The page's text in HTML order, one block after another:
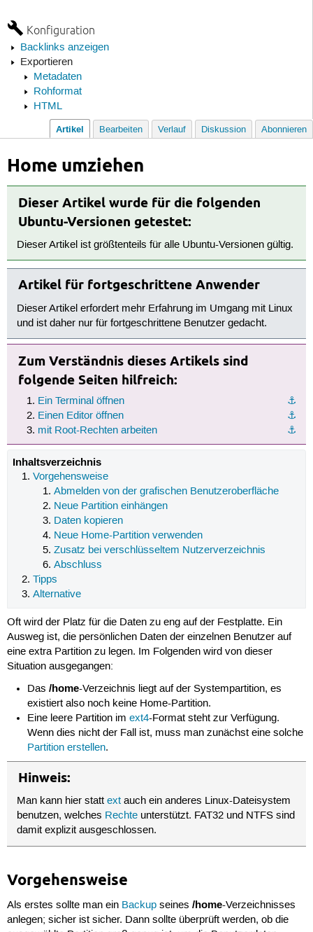
Konfiguration
Backlinks anzeigen
Exportieren
Metadaten
Rohformat
HTML
Artikel Bearbeiten Verlauf Diskussion Abonnieren
Home umziehen
Dieser Artikel wurde für die folgenden
Ubuntu-Versionen getestet:
Dieser Artikel ist größtenteils für alle Ubuntu-Versionen gültig.
Artikel für fortgeschrittene Anwender
Dieser Artikel erfordert mehr Erfahrung im Umgang mit Linux
und ist daher nur für fortgeschrittene Benutzer gedacht.
Zum Verständnis dieses Artikels sind
folgende Seiten hilfreich:
⚓︎
Ein Terminal öffnen
⚓︎
Einen Editor öffnen
⚓︎
mit Root-Rechten arbeiten
Inhaltsverzeichnis
Vorgehensweise
Abmelden von der grafischen Benutzeroberfläche
Neue Partition einhängen
Daten kopieren
Neue Home-Partition verwenden
Zusatz bei verschlüsseltem Nutzerverzeichnis
Abschluss
Tipps
Alternative
Oft wird der Platz für die Daten zu eng auf der Festplatte. Ein
Ausweg ist, die persönlichen Daten der einzelnen Benutzer auf
eine extra Partition zu legen. Im Folgenden wird von dieser
Situation ausgegangen:
Das/home-Verzeichnis liegt auf der Systempartition, es
existiert also noch keine Home-Partition.
Eine leere Partition imext4-Format steht zur Verfügung.
Wenn dies nicht der Fall ist, muss man zunächst eine solche
Partition erstellen.
Hinweis:
Man kann hier stattext auch ein anderes Linux-Dateisystem
benutzen, welches Rechte unterstützt. FAT32 und NTFS sind
damit explizit ausgeschlossen.
Vorgehensweise
Als erstes sollte man ein Backupseines /home-Verzeichnisses
anlegen; sicher ist sicher. Dann sollte überprüft werden, ob die